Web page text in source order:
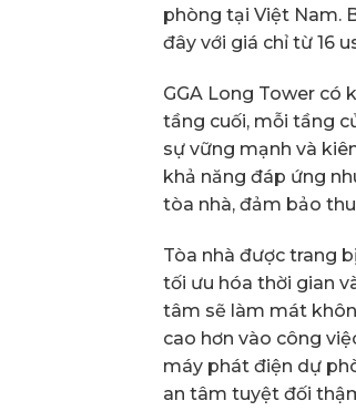
phòng tại Việt Nam.
đây với giá chỉ từ 16
GGA Long Tower có
tầng cuối, mỗi tầng
sự vững mạnh và
khả năng đáp ứng
tòa nhà, đảm bảo
Tòa nhà được trang
tối ưu hóa thời gian
tâm sẽ làm mát
cao hơn vào công
máy phát điện dự
an tâm tuyệt đối